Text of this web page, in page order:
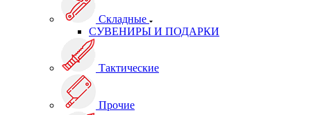
Складные
СУВЕНИРЫ И ПОДАРКИ
Тактические
Прочие